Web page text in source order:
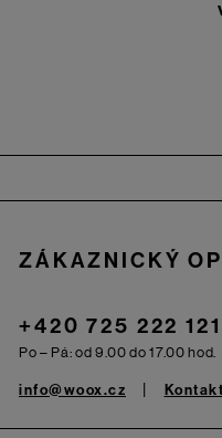
ZÁKAZNICKÝ
+420 725 222 121
Po – Pá: od 9.00 do 17.00 hod.
info@woox.cz Kontakt